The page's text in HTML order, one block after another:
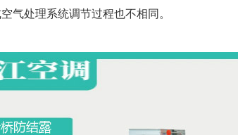
气处理系统调节过程也不相同。